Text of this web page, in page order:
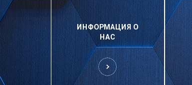
ИНФОРМАЦИЯ О
НАС